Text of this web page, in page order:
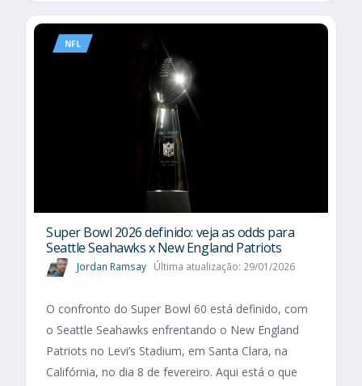
NFL
Super Bowl 2026 definido: veja as odds para
Seattle Seahawks x New England Patriots
Jordan Ramsay Última atualização: 29/01/2026
O confronto do Super Bowl 60 está definido, com
o Seattle Seahawks enfrentando o New England
Patriots no Levi’s Stadium, em Santa Clara, na
Califórnia, no dia 8 de fevereiro. Aqui está o que